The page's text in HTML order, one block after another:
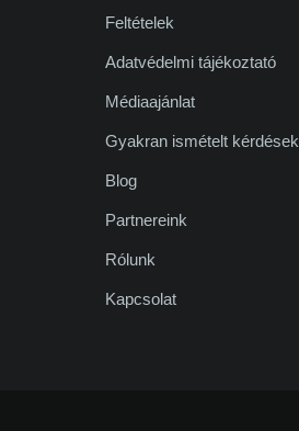
Feltételek
Adatvédelmi tájékoztató
Médiaajánlat
Gyakran ismételt kérdések
Blog
Partnereink
Rólunk
Kapcsolat